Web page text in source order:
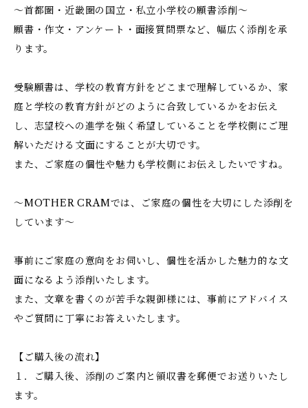
～首都圏・近畿圏の国立・私立小学校の願書添削～
願書・作文・アンケート・面接質問票など、幅広く添削を承
ります。
受験願書は、学校の教育方針をどこまで理解しているか、家
庭と学校の教育方針がどのように合致しているかをお伝え
し、志望校への進学を強く希望していることを学校側にご理
解いただける文面にすることが大切です。
また、ご家庭の個性や魅力も学校側にお伝えしたいですね。
～MOTHER CRAMでは、ご家庭の個性を大切にした添削を
しています～
事前にご家庭の意向をお伺いし、個性を活かした魅力的な文
面になるよう添削いたします。
また、文章を書くのが苦手な親御様には、事前にアドバイス
やご質問に丁寧にお答えいたします。
【ご購入後の流れ】
１．ご購入後、添削のご案内と領収書を郵便でお送りいたし
ます。